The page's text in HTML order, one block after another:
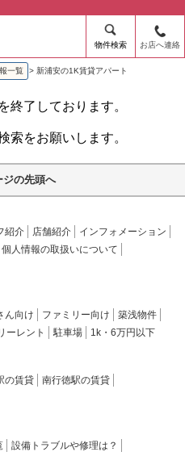
物件検索 お店へ連絡
一覧 > 新浦安の1K賃貸アパート
終了しております。
索をお願いします。
ジの先頭へ
紹介 店舗紹介
インフォメーション
個人情報の取扱いについて
ん向け ファミリー向け
築浅物件
ーレント 駐車場 1k・6万円以下
の賃貸
南行徳駅の賃貸
設備トラブルや修理は？